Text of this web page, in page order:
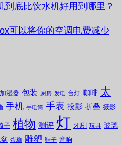
到底比饮水机好用到哪里？
可以将你的空调电费减少
加湿器 包装 厨房 发电 台灯 咖啡 太
手机 手电筒 手表 投影 折叠 摄影
子 植物 测评 灯 牙刷 玩具 玻璃
蛋糕 雕塑 鞋子 音响